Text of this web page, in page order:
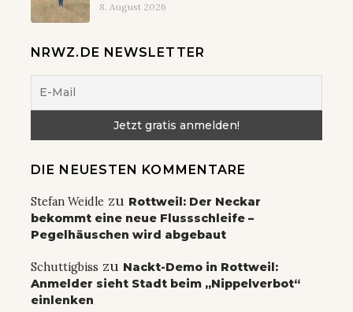
8. August 2026
NRWZ.DE NEWSLETTER
DIE NEUESTEN KOMMENTARE
Stefan Weidle zu Rottweil: Der Neckar
bekommt eine neue Flussschleife –
Pegelhäuschen wird abgebaut
Schuttigbiss zu Nackt-Demo in Rottweil:
Anmelder sieht Stadt beim „Nippelverbot“
einlenken